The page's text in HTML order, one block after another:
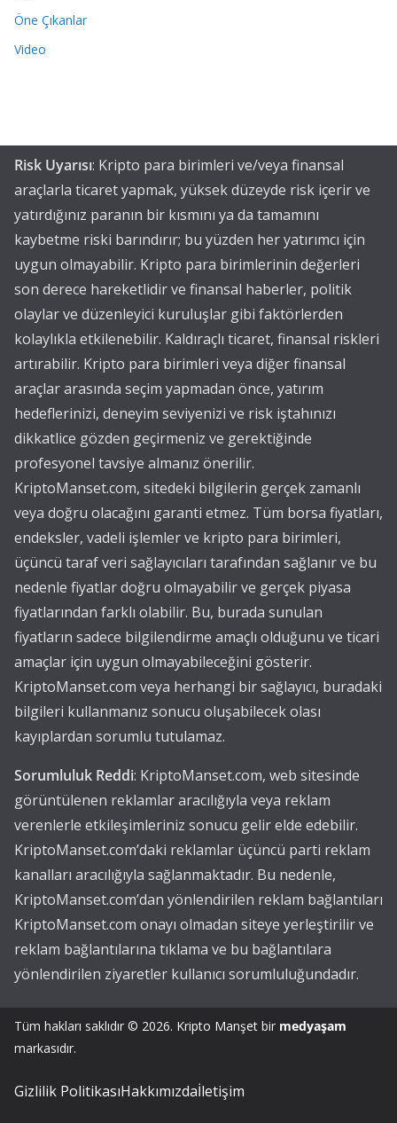
Öne Çıkanlar
Video
Risk Uyarısı: Kripto para birimleri ve/veya finansal
araçlarla ticaret yapmak, yüksek düzeyde risk içerir ve
yatırdığınız paranın bir kısmını ya da tamamını
kaybetme riski barındırır; bu yüzden her yatırımcı için
uygun olmayabilir. Kripto para birimlerinin değerleri
son derece hareketlidir ve finansal haberler, politik
olaylar ve düzenleyici kuruluşlar gibi faktörlerden
kolaylıkla etkilenebilir. Kaldıraçlı ticaret, finansal riskleri
artırabilir. Kripto para birimleri veya diğer finansal
araçlar arasında seçim yapmadan önce, yatırım
hedeflerinizi, deneyim seviyenizi ve risk iştahınızı
dikkatlice gözden geçirmeniz ve gerektiğinde
profesyonel tavsiye almanız önerilir.
KriptoManset.com, sitedeki bilgilerin gerçek zamanlı
veya doğru olacağını garanti etmez. Tüm borsa fiyatları,
endeksler, vadeli işlemler ve kripto para birimleri,
üçüncü taraf veri sağlayıcıları tarafından sağlanır ve bu
nedenle fiyatlar doğru olmayabilir ve gerçek piyasa
fiyatlarından farklı olabilir. Bu, burada sunulan
fiyatların sadece bilgilendirme amaçlı olduğunu ve ticari
amaçlar için uygun olmayabileceğini gösterir.
KriptoManset.com veya herhangi bir sağlayıcı, buradaki
bilgileri kullanmanız sonucu oluşabilecek olası
kayıplardan sorumlu tutulamaz.
Sorumluluk Reddi: KriptoManset.com, web sitesinde
görüntülenen reklamlar aracılığıyla veya reklam
verenlerle etkileşimleriniz sonucu gelir elde edebilir.
KriptoManset.com’daki reklamlar üçüncü parti reklam
kanalları aracılığıyla sağlanmaktadır. Bu nedenle,
KriptoManset.com’dan yönlendirilen reklam bağlantıları
KriptoManset.com onayı olmadan siteye yerleştirilir ve
reklam bağlantılarına tıklama ve bu bağlantılara
yönlendirilen ziyaretler kullanıcı sorumluluğundadır.
Tüm hakları saklıdır © 2026. Kripto Manşet bir medyaşam
markasıdır.
Gizlilik PolitikasıHakkımızdaİletişim